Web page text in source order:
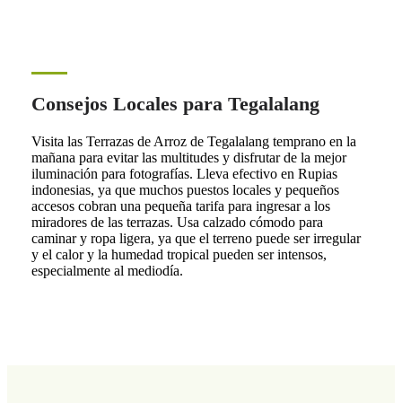
Consejos Locales para Tegalalang
Visita las Terrazas de Arroz de Tegalalang temprano en la
mañana para evitar las multitudes y disfrutar de la mejor
iluminación para fotografías. Lleva efectivo en Rupias
indonesias, ya que muchos puestos locales y pequeños
accesos cobran una pequeña tarifa para ingresar a los
miradores de las terrazas. Usa calzado cómodo para
caminar y ropa ligera, ya que el terreno puede ser irregular
y el calor y la humedad tropical pueden ser intensos,
especialmente al mediodía.